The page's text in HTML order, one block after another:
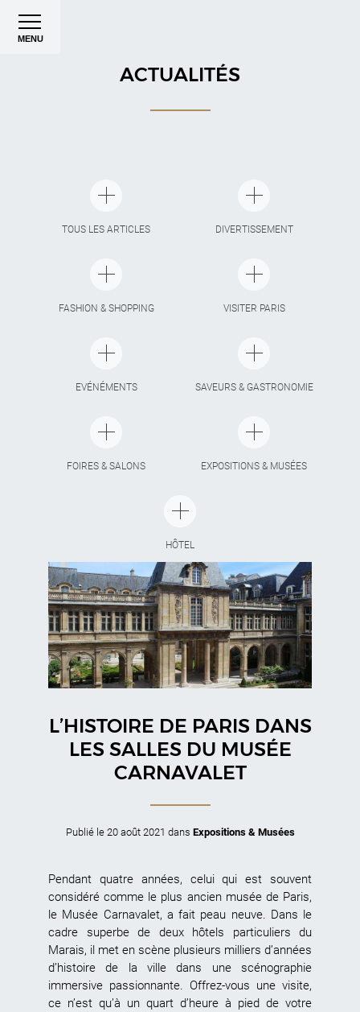
MENU
ACTUALITÉS
TOUS LES ARTICLES DIVERTISSEMENT
FASHION & SHOPPING VISITER PARIS
EVÉNÉMENTS SAVEURS & GASTRONOMIE
FOIRES & SALONS EXPOSITIONS & MUSÉES
HÔTEL
L’HISTOIRE DE PARIS DANS
LES SALLES DU MUSÉE
CARNAVALET
Publié le 20 août 2021 dans Expositions & Musées
Pendant quatre années, celui qui est souvent
considéré comme le plus ancien musée de Paris,
le Musée Carnavalet, a fait peau neuve. Dans le
cadre superbe de deux hôtels particuliers du
Marais, il met en scène plusieurs milliers d’années
d’histoire de la ville dans une scénographie
immersive passionnante. Offrez-vous une visite,
ce n’est qu’à un quart d’heure à pied de votre